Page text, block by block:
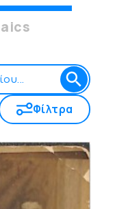
Φίλτρα